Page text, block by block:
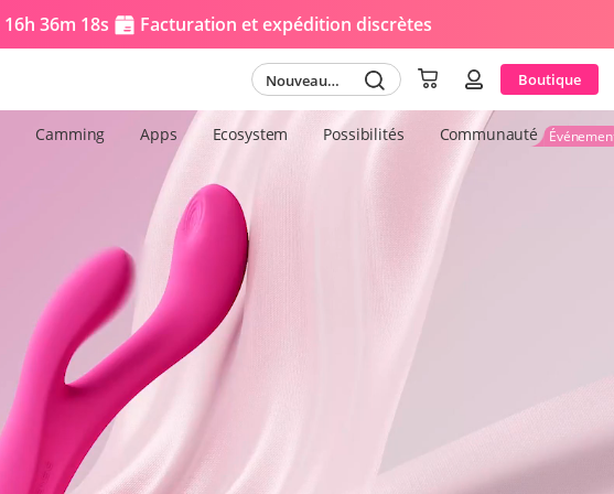
16h 36m 16s Facturation et expédition discrètes
Nouveau
jouet
Cart login
Boutique
Camming Apps Ecosystem Possibilités Communauté
Chauffage
Circonférence
107 mm/4,21 pouces
Longueur
210 mm/8,27 pouces